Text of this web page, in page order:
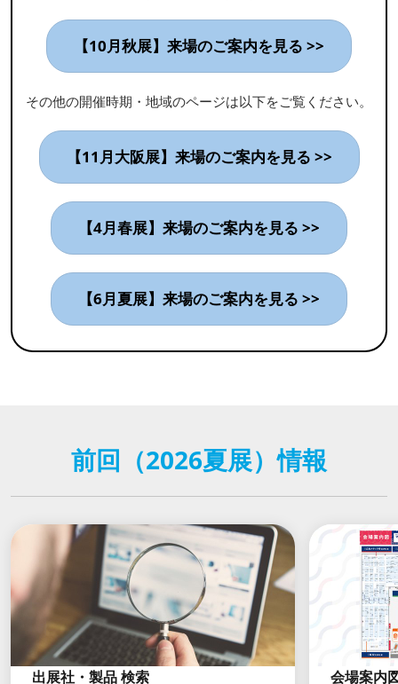
【10月秋展】来場のご案内を見る >>
その他の開催時期・地域のページは以下をご覧ください。
【11月大阪展】来場のご案内を見る >>
【4月春展】来場のご案内を見る >>
【6月夏展】来場のご案内を見る >>
前回（2026夏展）情報
出展社・製品 検索 会場案内